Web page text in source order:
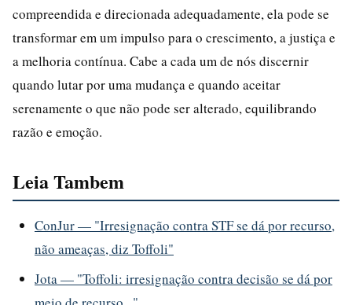
compreendida e direcionada adequadamente, ela pode se
transformar em um impulso para o crescimento, a justiça e
a melhoria contínua. Cabe a cada um de nós discernir
quando lutar por uma mudança e quando aceitar
serenamente o que não pode ser alterado, equilibrando
razão e emoção.
Leia Tambem
ConJur — "Irresignação contra STF se dá por recurso,
não ameaças, diz Toffoli"
Jota — "Toffoli: irresignação contra decisão se dá por